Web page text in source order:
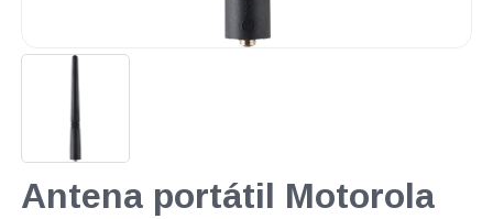
Antena portátil Motorola